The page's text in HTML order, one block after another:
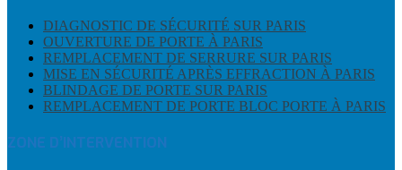
DIAGNOSTIC DE SÉCURITÉ SUR PARIS
OUVERTURE DE PORTE À PARIS
REMPLACEMENT DE SERRURE SUR PARIS
MISE EN SÉCURITÉ APRÈS EFFRACTION À PARIS
BLINDAGE DE PORTE SUR PARIS
REMPLACEMENT DE PORTE BLOC PORTE À PARIS
ZONE D’INTERVENTION